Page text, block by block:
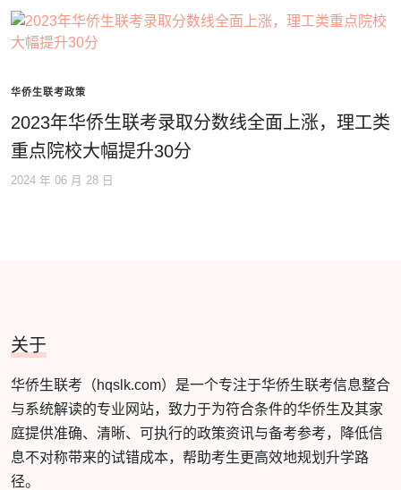
华侨生联考政策
2023年华侨生联考录取分数线全面上涨，理工类
重点院校大幅提升30分
2024 年 06 月 28 日
关于
华侨生联考（hqslk.com）是一个专注于华侨生联考信息整合
与系统解读的专业网站，致力于为符合条件的华侨生及其家
庭提供准确、清晰、可执行的政策资讯与备考参考，降低信
息不对称带来的试错成本，帮助考生更高效地规划升学路
径。